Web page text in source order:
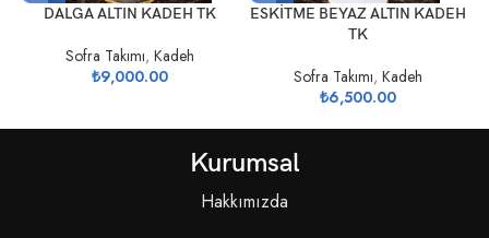
DALGA ALTIN KADEH TK
Sofra Takımı,Kadeh
₺9,000.00
ESKİTME BEYAZ ALTIN KADEH
TK
Sofra Takımı,Kadeh
₺6,500.00
Kurumsal
Hakkımızda